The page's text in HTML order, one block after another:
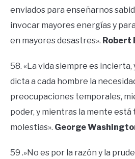
enviados para enseñarnos
invocar mayores energías y
en mayores desastres». Robert
58. «La vida siempre es
dicta a cada hombre la
preocupaciones temporales,
poder, y mientras la mente está
molestias». George
59 .»No es por la razón y la